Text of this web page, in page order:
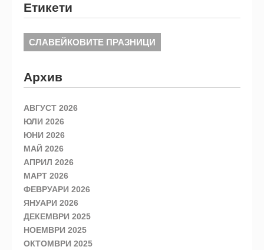
Етикети
СЛАВЕЙКОВИТЕ ПРАЗНИЦИ
Архив
АВГУСТ 2026
ЮЛИ 2026
ЮНИ 2026
МАЙ 2026
АПРИЛ 2026
МАРТ 2026
ФЕВРУАРИ 2026
ЯНУАРИ 2026
ДЕКЕМВРИ 2025
НОЕМВРИ 2025
ОКТОМВРИ 2025